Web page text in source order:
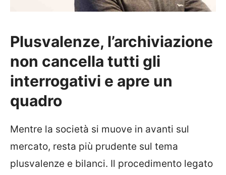
Plusvalenze, l’archiviazione
non cancella tutti gli
interrogativi e apre un
quadro
Mentre la società si muove in avanti sul
mercato, resta più prudente sul tema
plusvalenze e bilanci. Il procedimento legato